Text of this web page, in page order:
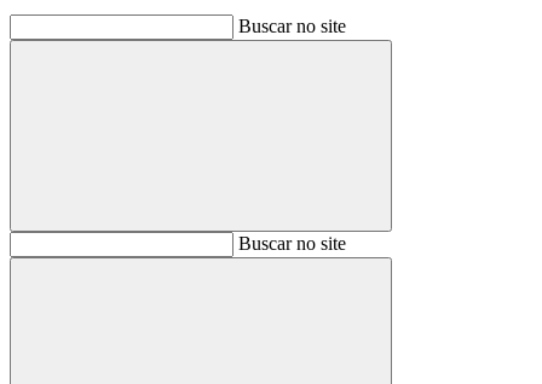
Buscar no site
BuscarBuscar no site